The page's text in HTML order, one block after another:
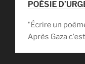
POÉSIE
"Écrire un
Après Gaza